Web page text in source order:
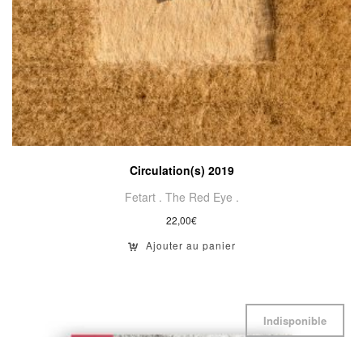
Circulation(s) 2019
Fetart . The Red Eye .
22,00€
Ajouter au panier
Indisponible